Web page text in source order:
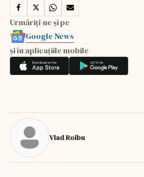
Urmăriți-ne și pe
Google News
și în aplicațiile mobile
Vlad Roibu